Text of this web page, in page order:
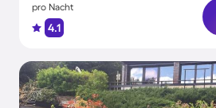
pro Nacht
4.1